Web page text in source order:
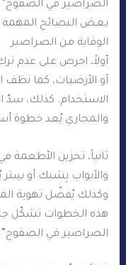
الصراصير في
بعض النصائح المهمة
الوقاية من الصراصير
أولاً، احرص على عدم
أو الأرضيات، كما نظف
الاستخدام. كذلك، سدّ
والمجاري يُعد خطوة
ثانياً، تخزين الأطعمة
والأبواب بِشبك أو
وكذلك يُفضّل تهوية
هذه الخطوات تشكّل
الصراصير في